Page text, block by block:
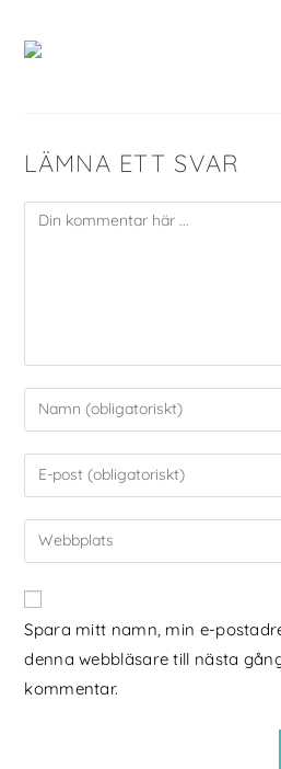
LÄMNA ETT SVAR
Spara mitt namn, min e-
denna webbläsare till nästa
kommentar.